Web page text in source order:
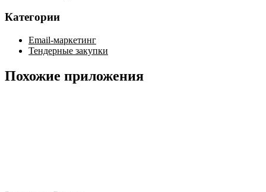
Категории
Email-маркетинг
Тендерные закупки
Похожие приложения